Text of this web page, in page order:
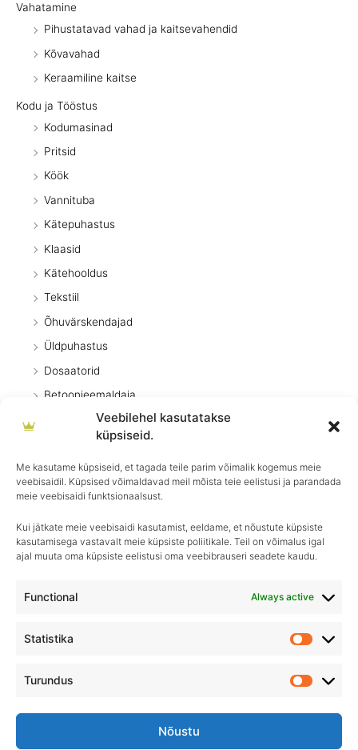
Veebilehel kasutatakse
küpsiseid.
Me kasutame küpsiseid, et tagada teile parim võimalik kogemus meie
veebisaidil. Küpsised võimaldavad meil mõista teie eelistusi ja parandada
meie veebisaidi funktsionaalsust.
Kui jätkate meie veebisaidi kasutamist, eeldame, et nõustute küpsiste
kasutamisega vastavalt meie küpsiste poliitikale. Teil on võimalus igal
ajal muuta oma küpsiste eelistusi oma veebibrauseri seadete kaudu.
Functional Always active
Statistika
Turundus
Nõustu
Vahatamine
Pihustatavad vahad ja kaitsevahendid
Kõvavahad
Keraamiline kaitse
Kodu ja Tööstus
Kodumasinad
Pritsid
Köök
Vannituba
Kätepuhastus
Klaasid
Kätehooldus
Tekstiil
Õhuvärskendajad
Üldpuhastus
Dosaatorid
Betoonieemaldaja
Eripuhastusvahendid
Desinfitseerimisvahendid
Põrandapesu
Pesuvahendid
Igapäevane hooldus, ületamatu sära–